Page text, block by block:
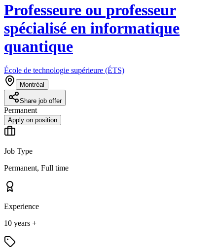
Professeure ou professeur
spécialisé en informatique
quantique
École de technologie supérieure (ÉTS)
Montréal
Share job offer
Permanent
Apply on position
Job Type
Permanent, Full time
Experience
10 years +